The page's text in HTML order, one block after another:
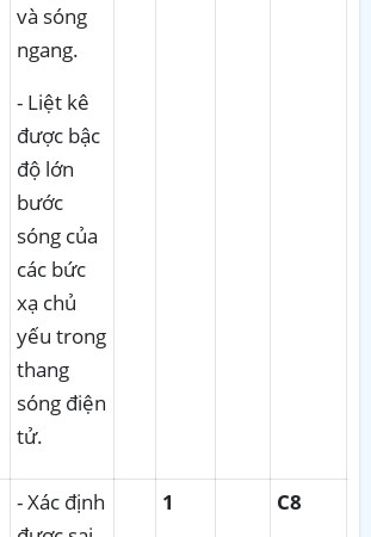
và sóng
ngang.
- Liệt kê
được bậc
độ lớn
bước
sóng của
các bức
xạ chủ
yếu trong
thang
sóng điện
tử.
- Xác định
1 C8